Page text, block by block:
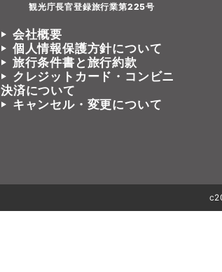
観光庁長官登録旅行業第225号
会社概要
個人情報保護方針について
旅行条件書と旅行約款
クレジットカード・コンビニ
決済について
キャンセル・変更について